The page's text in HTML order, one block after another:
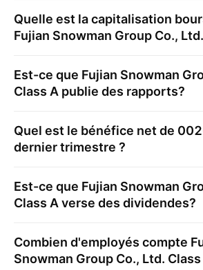
Quelle est la capitalisation
Fujian Snowman Group Co.,
Est-ce que Fujian Snowman
Class A publie des rapports?
Quel est le bénéfice net de
dernier trimestre ?
Est-ce que Fujian Snowman
Class A verse des dividendes?
Combien d'employés compte
Snowman Group Co., Ltd. Class